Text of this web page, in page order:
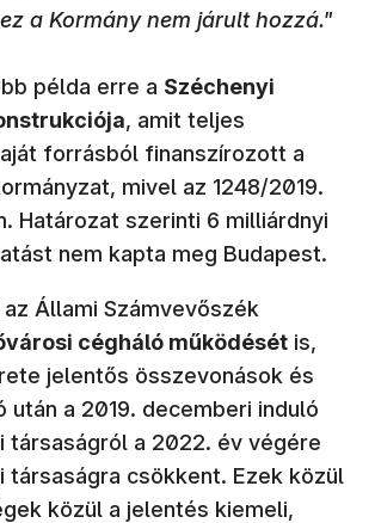
a Kormány nem járult hozzá."
példa erre a Széchenyi
, amit teljes
forrásból finanszírozott a
mivel az 1248/2019.
Határozat szerinti 6 milliárdnyi
nem kapta meg Budapest.
Állami Számvevőszék
cégháló működését is,
jelentős összevonások és
után a 2019. decemberi induló
társaságról a 2022. év végére
társaságra csökkent. Ezek közül
közül a jelentés kiemeli,